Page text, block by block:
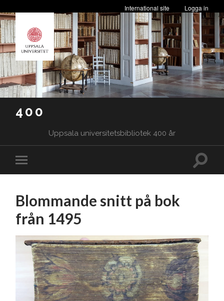
Logga in
International site
400
Uppsala universitetsbibliotek 400 år
på/av
Slå
Blommande snitt på bok
från 1495